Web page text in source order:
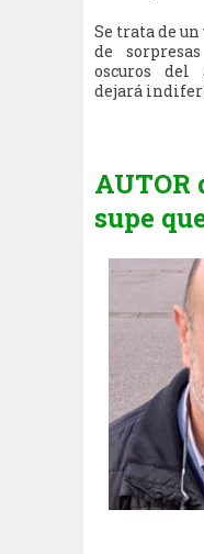
Se trata de
de
oscuros
dejará
AUTOR
supe